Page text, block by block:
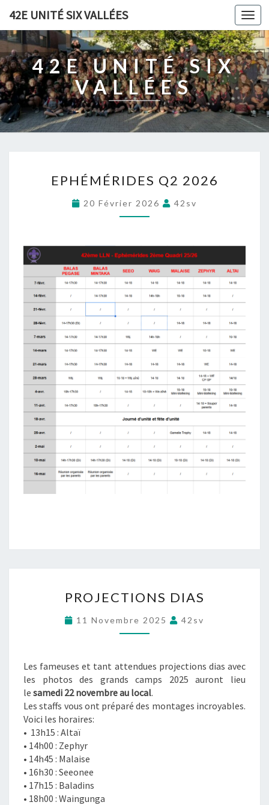
42E UNITÉ SIX VALLÉES
42E UNITÉ SIX
VALLÉES
P
É
M
R
I
D
E
S
Q
2
6
EPHÉMÉRIDES Q2 2026
20 Février 2026 42sv
R
J
E
T
I
O
N
PROJECTIONS DIAS
11 Novembre 2025 42sv
Les fameuses et tant attendues projections dias avec
les photos des grands camps 2025 auront lieu
le samedi 22 novembreau local.
Les staffs vous ont préparé des montages incroyables.
Voici les horaires:
• 13h15 : Altaï
• 14h00 : Zephyr
• 14h45 : Malaise
• 16h30 : Seeonee
• 17h15 : Baladins
• 18h00 : Waingunga